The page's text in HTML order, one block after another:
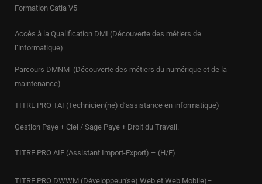
Formation Catia V5
Accès à la Qualification DMI (Découverte des métiers de
l’informatique)
Parcours DMNM (Découverte des métiers du numérique et de la
maintenance)
TITRE PRO TAI (Technicien(ne) d’assistance en informatique)
Gestion Paye + Ciel / Sage Paye + Droit du Travail.
TITRE PRO AIE (Assistant Import-Export) – (H/F)
TITRE PRO DWWM (Développeur(se) Web et Web Mobile)–